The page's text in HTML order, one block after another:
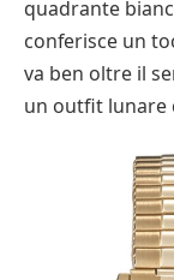
quadrante
conferisce un
va ben oltre il
un outfit lunare